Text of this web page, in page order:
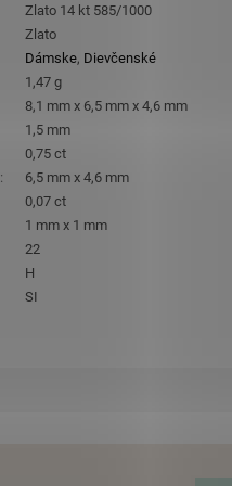
Zlato 14 kt 585/1000
Zlato
Dámske, Dievčenské
1,47 g
8,1 mm x 6,5 mm x 4,6 mm
1,5 mm
0,75 ct
:
6,5 mm x 4,6 mm
0,07 ct
1 mm x 1 mm
22
H
SI